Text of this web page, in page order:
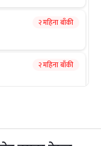
२ महिना बाँकी
२ महिना बाँकी